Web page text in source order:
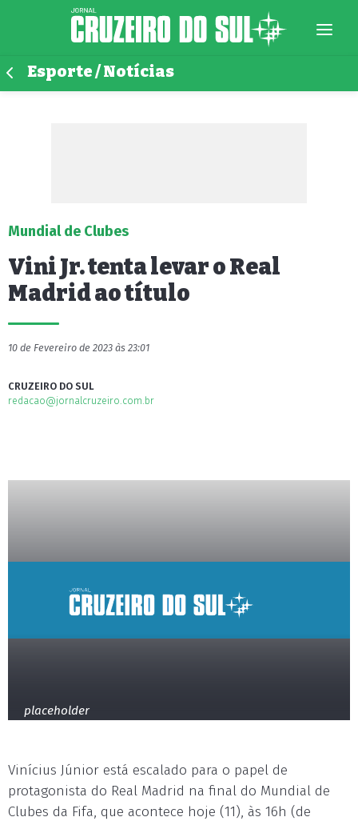
Esporte / Notícias
Mundial de Clubes
Vini Jr. tenta levar o Real
Madrid ao título
10 de Fevereiro de 2023 às 23:01
CRUZEIRO DO SUL
redacao@jornalcruzeiro.com.br
placeholder
Vinícius Júnior está escalado para o papel de
protagonista do Real Madrid na final do Mundial de
Clubes da Fifa, que acontece hoje (11), às 16h (de